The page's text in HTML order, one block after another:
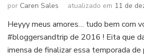
por Caren Sales atualizado em 11 de
Heyyy meus amores… tudo bem com
#bloggersandtrip de 2016 ! Eita que
imensa de finalizar essa temporada de